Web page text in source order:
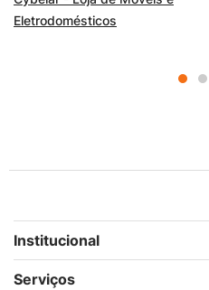
Eletrodomésticos
Institucional
Serviços